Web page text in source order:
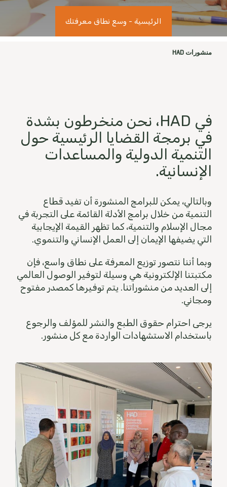
الرئيسية - وسع نطاق معرفتك
منشورات HAD
في HAD، نحن منخرطون بشدة
في برمجة القضايا الرئيسية حول
التنمية الدولية والمساعدات
الإنسانية.
وبالتالي، يمكن للبرامج المنشورة أن تفيد قطاع
التنمية من خلال برامج الأدلة القائمة على التجربة في
مجال الإسلام والتنمية، كما تظهر القيمة الإيجابية
التي يضيفها الإيمان إلى العمل الإنساني والتنموي.
وبما أننا نتصور توزيع المعرفة على نطاق واسع، فإن
مكتبتنا الإلكترونية هي وسيلة لتوفير الوصول العالمي
إلى العديد من منشوراتنا. يتم توفيرها كمصدر مفتوح
ومجاني.
يرجى احترام حقوق الطبع والنشر للمؤلف والرجوع
باستخدام الاستشهادات الواردة مع كل منشور.